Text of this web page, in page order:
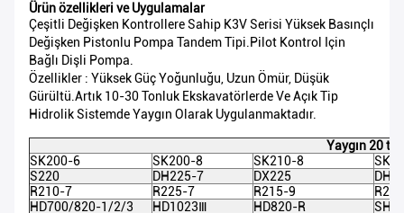
Ürün özellikleri ve Uygulamalar
Çeşitli Değişken Kontrollere Sahip K3V Serisi Yüksek Basınçlı
Değişken Pistonlu Pompa Tandem Tipi.Pilot Kontrol Için
Bağlı Dişli Pompa.
Özellikler : Yüksek Güç Yoğunluğu, Uzun Ömür, Düşük
Gürültü.Artık 10-30 Tonluk Ekskavatörlerde Ve Açık Tip
Hidrolik Sistemde Yaygın Olarak Uygulanmaktadır.
Yaygın 20
SK200-6
SK200-8 SK210-8
S220
DH225-7 DX225
R210-7
R225-7 R215-9
HD700/820-1/2/3
HD1023Ⅲ HD820-R